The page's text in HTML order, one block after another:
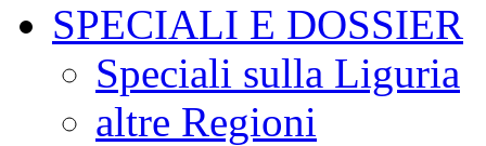
SPECIALI E DOSSIER
Speciali sulla Liguria
altre Regioni